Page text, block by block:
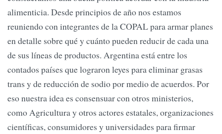
alimenticia. Desde principios de año nos estamos
reuniendo con integrantes de la COPAL para armar planes
en detalle sobre qué y cuánto pueden reducir de cada una
de sus líneas de productos. Argentina está entre los
contados países que lograron leyes para eliminar grasas
trans y de reducción de sodio por medio de acuerdos. Por
eso nuestra idea es consensuar con otros ministerios,
como Agricultura y otros actores estatales, organizaciones
científicas, consumidores y universidades para firmar